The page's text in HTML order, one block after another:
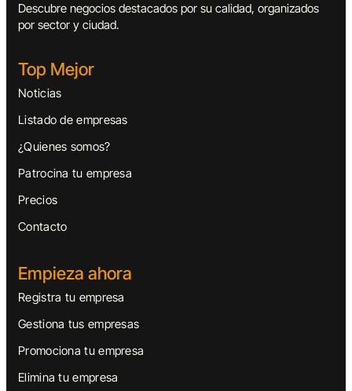
Descubre negocios destacados por su calidad, organizados
por sector y ciudad.
Top Mejor
Noticias
Listado de empresas
¿Quienes somos?
Patrocina tu empresa
Precios
Contacto
Empieza ahora
Registra tu empresa
Gestiona tus empresas
Promociona tu empresa
Elimina tu empresa